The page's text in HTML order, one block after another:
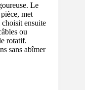
Le
met
choisit ensuite
ou
rotatif.
sans abîmer